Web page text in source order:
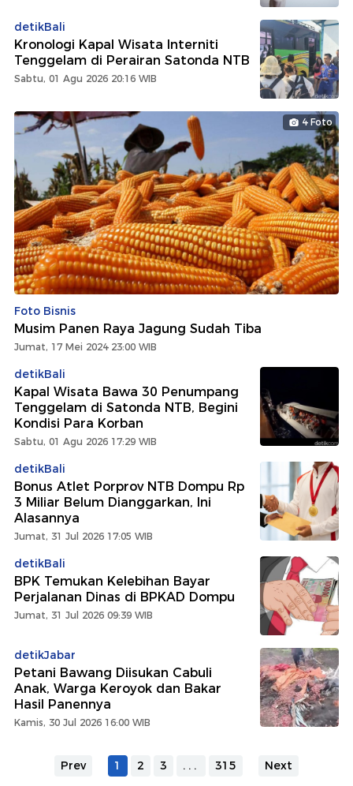
detikBali
Kronologi Kapal Wisata Interniti
Tenggelam di Perairan Satonda NTB
Sabtu, 01 Agu 2026 20:16 WIB
4 Foto
Foto Bisnis
Musim Panen Raya Jagung Sudah Tiba
Jumat, 17 Mei 2024 23:00 WIB
detikBali
Kapal Wisata Bawa 30 Penumpang
Tenggelam di Satonda NTB, Begini
Kondisi Para Korban
Sabtu, 01 Agu 2026 17:29 WIB
detikBali
Bonus Atlet Porprov NTB Dompu Rp
3 Miliar Belum Dianggarkan, Ini
Alasannya
Jumat, 31 Jul 2026 17:05 WIB
detikBali
BPK Temukan Kelebihan Bayar
Perjalanan Dinas di BPKAD Dompu
Jumat, 31 Jul 2026 09:39 WIB
detikJabar
Petani Bawang Diisukan Cabuli
Anak, Warga Keroyok dan Bakar
Hasil Panennya
Kamis, 30 Jul 2026 16:00 WIB
Prev 1 2 3 ... 315 Next